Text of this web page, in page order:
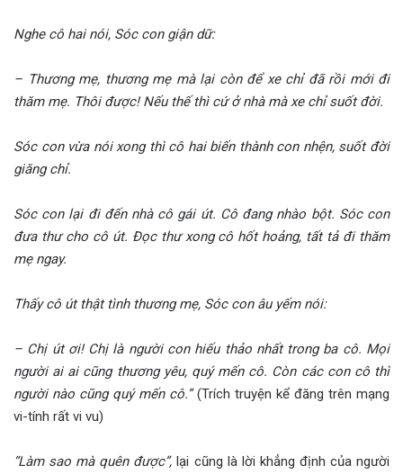
Nghe cô hai nói, Sóc con giận dữ:
– Thương mẹ, thương mẹ mà lại còn để xe chỉ đã rồi mới đi
thăm mẹ. Thôi được! Nếu thế thì cứ ở nhà mà xe chỉ suốt đời.
Sóc con vừa nói xong thì cô hai biến thành con nhện, suốt đời
giăng chỉ.
Sóc con lại đi đến nhà cô gái út. Cô đang nhào bột. Sóc con
đưa thư cho cô út. Đọc thư xong cô hốt hoảng, tất tả đi thăm
mẹ ngay.
Thấy cô út thật tình thương mẹ, Sóc con âu yếm nói:
– Chị út ơi! Chị là người con hiếu thảo nhất trong ba cô. Mọi
người ai ai cũng thương yêu, quý mến cô. Còn các con cô thì
người nào cũng quý mến cô.”(Trích truyện kể đăng trên mạng
vi-tính rất vi vu)
“Làm sao mà quên được”,lại cũng là lời khẳng định của người